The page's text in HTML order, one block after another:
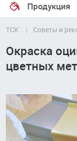
Продукция
ТСК Советы и
Окраска
цветных